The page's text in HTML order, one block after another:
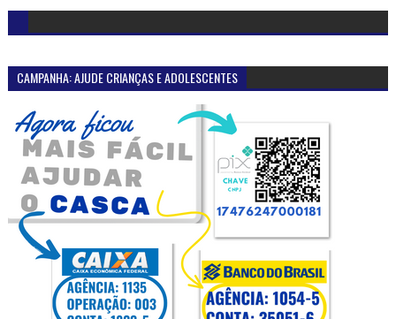
CAMPANHA: AJUDE CRIANÇAS E ADOLESCENTES